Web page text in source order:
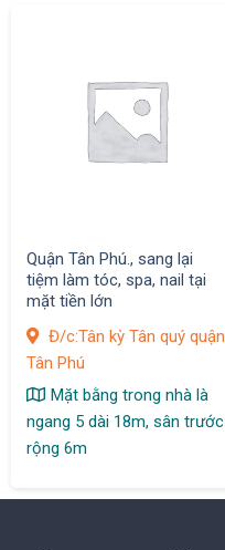
Quận Tân Phú., sang lại
tiệm làm tóc, spa, nail tại
mặt tiền lớn
Đ/c:Tân kỳ Tân quý quận
Tân Phú
Mặt bằng trong nhà là
ngang 5 dài 18m, sân trước
rộng 6m